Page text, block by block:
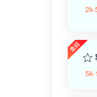
2k-
5k-